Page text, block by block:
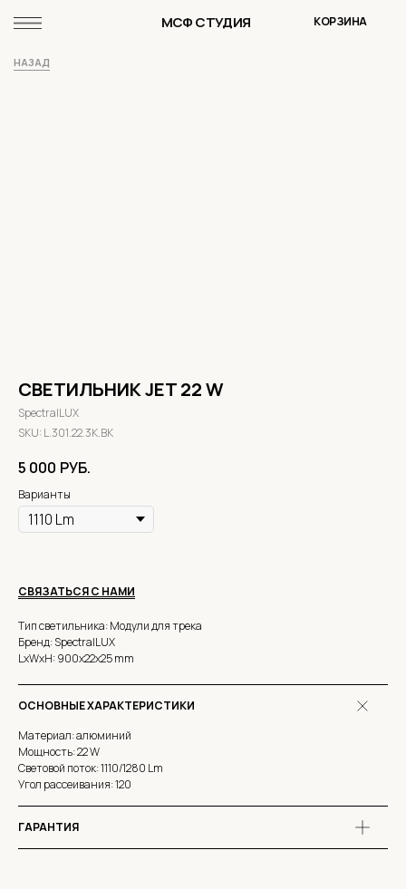
МСФ СТУДИЯ КОРЗИНА
НАЗАД
СВЕТИЛЬНИК JET 22 W
SpectralLUX
SKU: L.301.22.3K.BK
5 000 РУБ.
Варианты
СВЯЗАТЬСЯ С НАМИ
Тип светильника: Модули для трека
Бренд: SpectralLUX
LxWxH: 900x22x25 mm
ОСНОВНЫЕ ХАРАКТЕРИСТИКИ
Материал: алюминий
Мощность: 22 W
Световой поток: 1110/1280 Lm
Угол рассеивания: 120
ГАРАНТИЯ